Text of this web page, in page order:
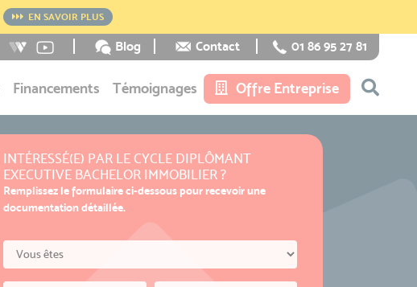
EN SAVOIR PLUS
Blog Contact 01 86 95 27 81
Financements Témoignages Offre Entreprise
INTÉRESSÉ(E) PAR LE CYCLE DIPLÔMANT
EXECUTIVE BACHELOR IMMOBILIER ?
Remplissez le formulaire ci-dessous pour recevoir une
documentation détaillée.